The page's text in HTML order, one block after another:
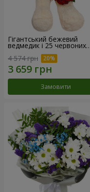
Гігантський бежевий
ведмедик і 25 червоних
троянд
4 574 грн
Замовити